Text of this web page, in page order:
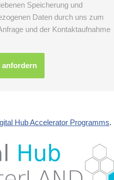
Speicherung und
Daten durch uns zum
und der Kontaktaufnahme
Hub Accelerator Programms.